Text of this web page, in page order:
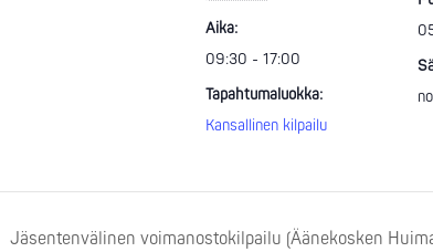
Aika:
09:30 - 17:00
Tapahtumaluokka:
Kansallinen kilpailu
Jäsentenvälinen voimanostokilpailu (Äänekosken